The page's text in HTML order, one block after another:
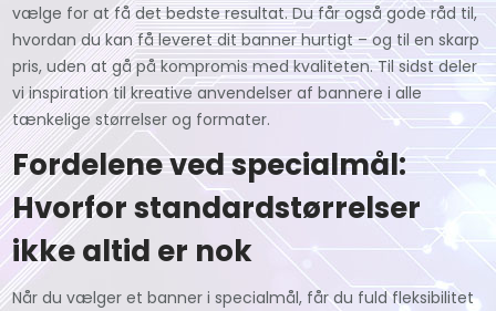
vælge for at få det bedste resultat. Du får også gode råd til,
hvordan du kan få leveret dit banner hurtigt – og til en skarp
pris, uden at gå på kompromis med kvaliteten. Til sidst deler
vi inspiration til kreative anvendelser af bannere i alle
tænkelige størrelser og formater.
Fordelene ved specialmål:
Hvorfor standardstørrelser
ikke altid er nok
Når du vælger et banner i specialmål, får du fuld fleksibilitet